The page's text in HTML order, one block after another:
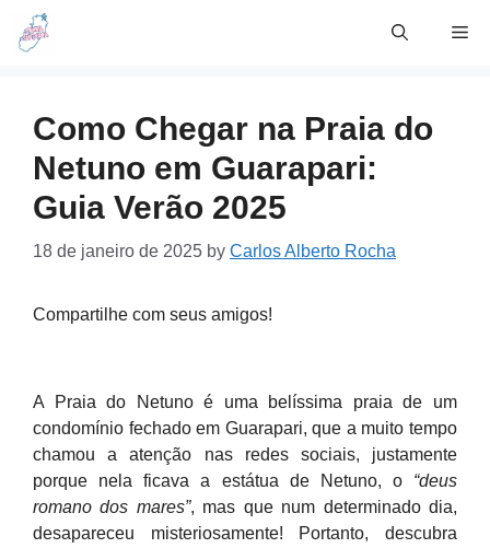
Skip
Como Chegar na Praia do
Netuno em Guarapari:
Guia Verão 2025
18 de janeiro de 2025 by Carlos Alberto Rocha
Compartilhe com seus amigos!
A Praia do Netuno é uma belíssima praia de um
condomínio fechado em Guarapari, que a muito tempo
chamou a atenção nas redes sociais, justamente
porque nela ficava a estátua de Netuno, o “deus
romano dos mares”, mas que num determinado dia,
desapareceu misteriosamente! Portanto, descubra